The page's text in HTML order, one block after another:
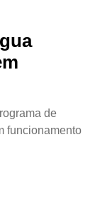
de
funcionamento